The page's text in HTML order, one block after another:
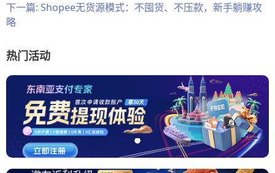
下一篇: Shopee无货源模式：不囤货、不压款，新手躺赚攻
略
热门活动